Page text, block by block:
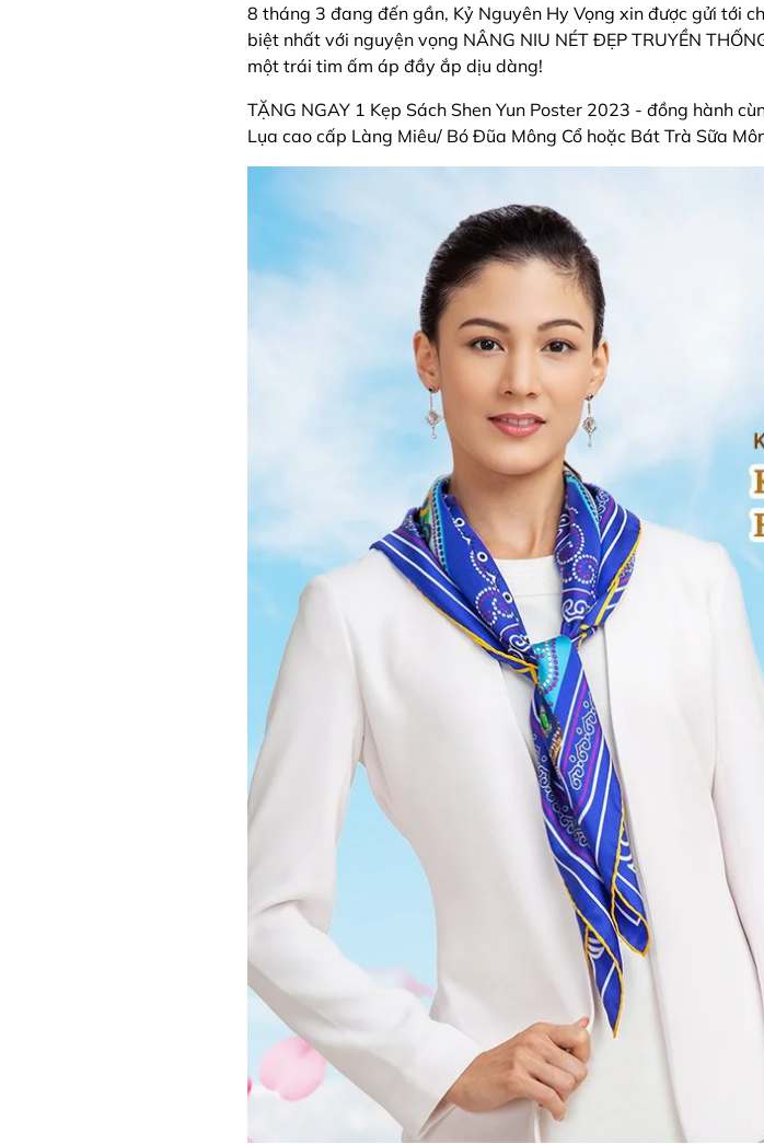
8 tháng 3 đang đến gần, Kỷ Nguyên Hy Vọng xin được gửi tới
biệt nhất với nguyện vọng NÂNG NIU NÉT ĐẸP TRUYỀN
một trái tim ấm áp đầy ắp dịu dàng!
TẶNG NGAY 1 Kẹp Sách Shen Yun Poster 2023 - đồng hành
Lụa cao cấp Làng Miêu/ Bó Đũa Mông Cổ hoặc Bát Trà Sữa